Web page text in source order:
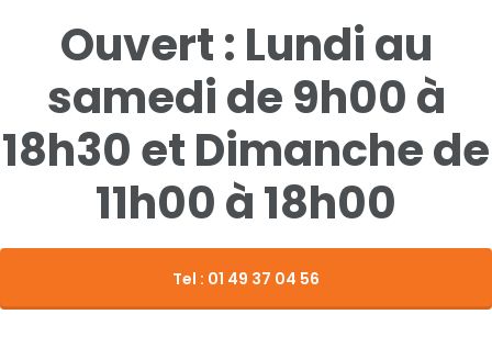
Ouvert : Lundi au
samedi de 9h00 à
18h30 et Dimanche de
11h00 à 18h00
Tel : 01 49 37 04 56
Meuble Chaussure
Contact